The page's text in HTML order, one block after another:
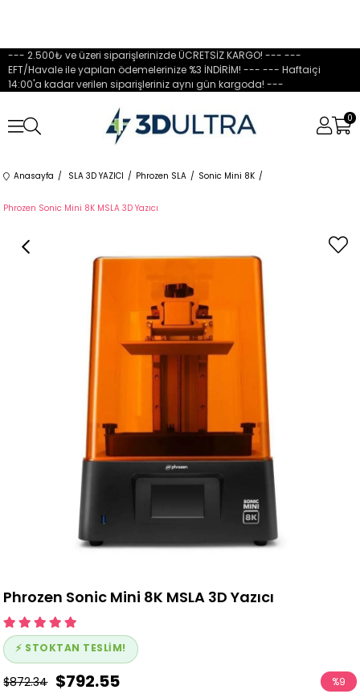
--- 2.500₺ ve üzeri siparişlerinizde ÜCRETSİZ KARGO! --- ---
EFT/Havale ile yapılan ödemelerinize %3 İNDİRİM! --- --- Haftaiçi
14:00'a kadar verilen siparişleriniz aynı gün kargoda! ---
0
Anasayfa SLA 3D YAZICI Phrozen SLA Sonic Mini 8K
Phrozen Sonic Mini 8K MSLA 3D Yazıcı
Phrozen Sonic Mini 8K MSLA 3D Yazıcı
⚡ STOKTAN TESLİM!
$872.34 $792.55 %9